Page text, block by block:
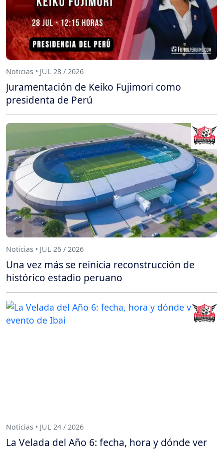
Noticias • JUL 28 / 2026
Juramentación de Keiko Fujimori como
presidenta de Perú
Noticias • JUL 26 / 2026
Una vez más se reinicia reconstrucción de
histórico estadio peruano
Noticias • JUL 24 / 2026
La Velada del Año 6: fecha, hora y dónde ver